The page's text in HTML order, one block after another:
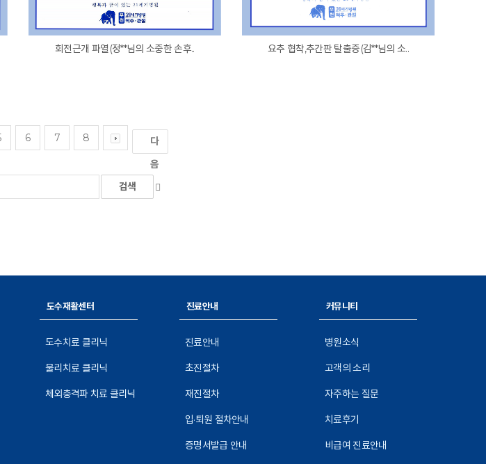
회전근개 파열(정**님의 소중한 손후.. 요추 협착,추간판 탈출증(김**님의 소..
6 7 8
다
음
도수재활센터
도수치료 클리닉
물리치료 클리닉
체외충격파 치료 클리닉
진료안내
진료안내
초진절차
재진절차
입·퇴원 절차안내
증명서발급 안내
커뮤니티
병원소식
고객의 소리
자주하는 질문
치료후기
비급여 진료안내